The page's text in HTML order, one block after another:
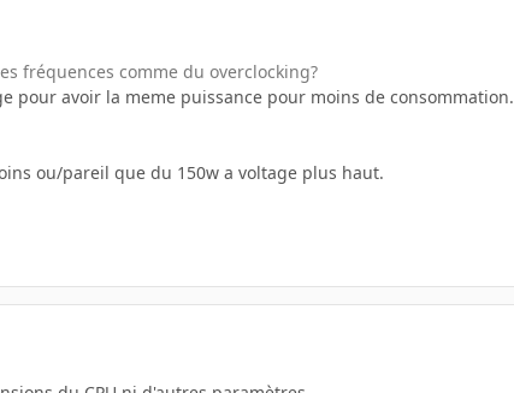
fréquences comme du overclocking?
pour avoir la meme puissance pour moins de consommation.
ou/pareil que du 150w a voltage plus haut.